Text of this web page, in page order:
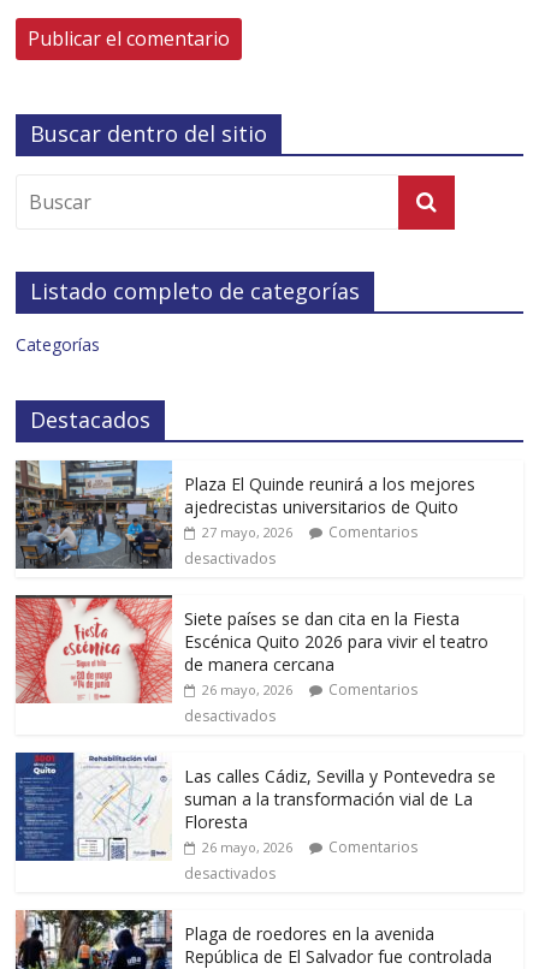
Buscar dentro del sitio
Listado completo de categorías
Categorías
Destacados
Plaza El Quinde reunirá a los mejores
ajedrecistas universitarios de Quito
27 mayo, 2026
Comentarios
desactivados
Siete países se dan cita en la Fiesta
Escénica Quito 2026 para vivir el teatro
de manera cercana
26 mayo, 2026
Comentarios
desactivados
Las calles Cádiz, Sevilla y Pontevedra se
suman a la transformación vial de La
Floresta
26 mayo, 2026
Comentarios
desactivados
Plaga de roedores en la avenida
República de El Salvador fue controlada